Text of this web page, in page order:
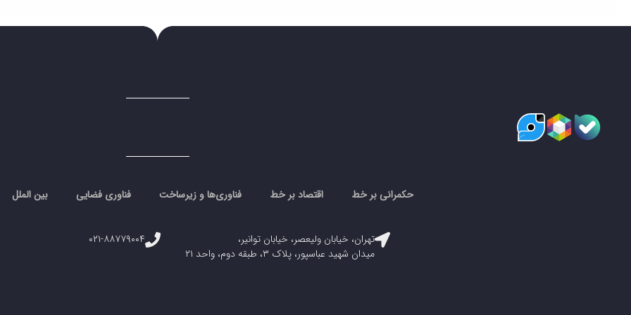
حکمرانی بر خط اقتصاد بر خط فناوری‌ها و زیرساخت فناوری فضایی بین الملل
تهران، خیابان ولیعصر، خیابان توانیر،
میدان شهید عباسپور، پلاک ۳، طبقه دوم، واحد ۲۱
۰۲۱-۸۸۷۷۹۰۰۴